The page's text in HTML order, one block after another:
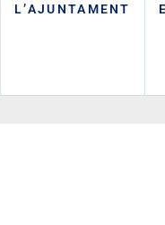
L’AJUNTAMENT